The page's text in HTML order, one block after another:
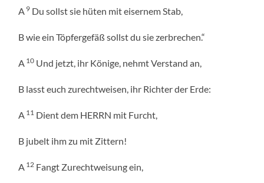
A 9 Du sollst sie hüten mit eisernem Stab,
B wie ein Töpfergefäß sollst du sie zerbrechen.“
A 10 Und jetzt, ihr Könige, nehmt Verstand an,
B lasst euch zurechtweisen, ihr Richter der Erde:
A 11 Dient dem HERRN mit Furcht,
B jubelt ihm zu mit Zittern!
A 12 Fangt Zurechtweisung ein,